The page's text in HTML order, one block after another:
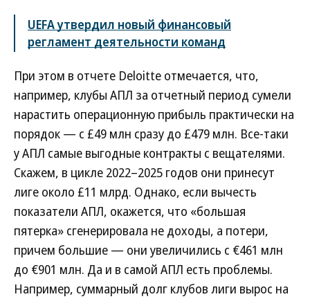
UEFA утвердил новый финансовый
регламент деятельности команд
При этом в отчете Deloitte отмечается, что,
например, клубы АПЛ за отчетный период сумели
нарастить операционную прибыль практически на
порядок — с £49 млн сразу до £479 млн. Все-таки
у АПЛ самые выгодные контракты с вещателями.
Скажем, в цикле 2022–2025 годов они принесут
лиге около £11 млрд. Однако, если вычесть
показатели АПЛ, окажется, что «большая
пятерка» сгенерировала не доходы, а потери,
причем большие — они увеличились с €461 млн
до €901 млн. Да и в самой АПЛ есть проблемы.
Например, суммарный долг клубов лиги вырос на